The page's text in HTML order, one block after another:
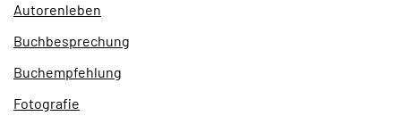
Autorenleben
Buchbesprechung
Buchempfehlung
Fotografie